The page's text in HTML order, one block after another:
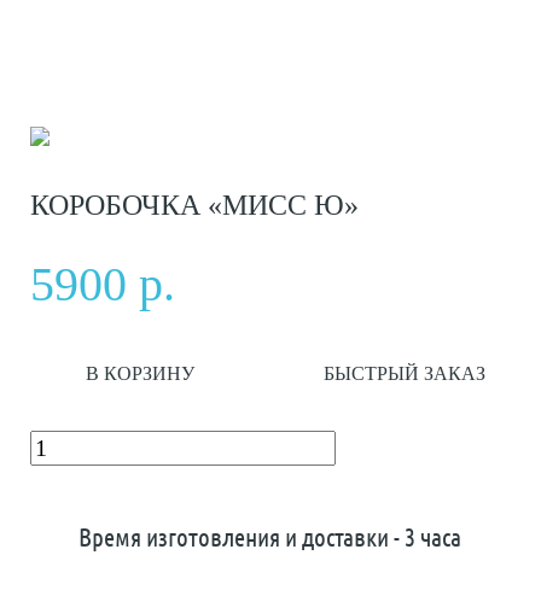
КОРОБОЧКА «МИСС Ю»
5900 р.
В КОРЗИНУ БЫСТРЫЙ ЗАКАЗ
Время изготовления и доставки - 3 часа